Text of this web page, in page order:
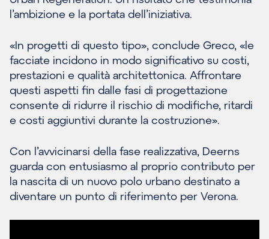
l’ambizione e la portata dell’iniziativa.
«In progetti di questo tipo», conclude Greco, «le
facciate incidono in modo significativo su costi,
prestazioni e qualità architettonica. Affrontare
questi aspetti fin dalle fasi di progettazione
consente di ridurre il rischio di modifiche, ritardi
e costi aggiuntivi durante la costruzione».
Con l’avvicinarsi della fase realizzativa, Deerns
guarda con entusiasmo al proprio contributo per
la nascita di un nuovo polo urbano destinato a
diventare un punto di riferimento per Verona.